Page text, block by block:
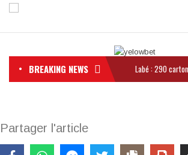
BREAKING NEWS
Partager l'article